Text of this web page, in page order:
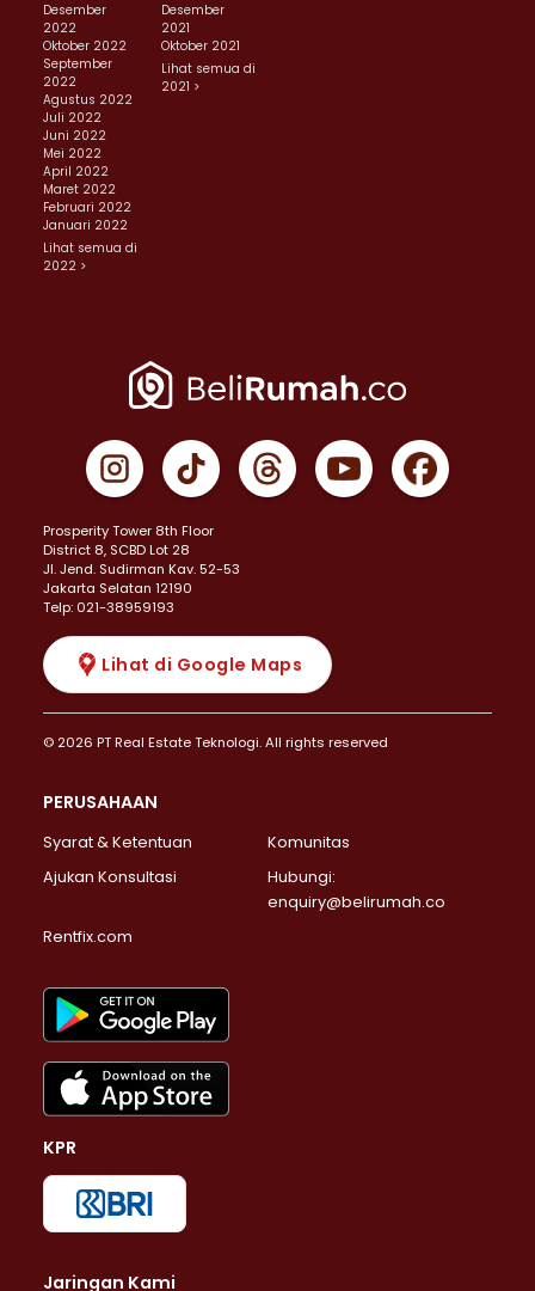
Desember
2022
Oktober 2022
September
2022
Agustus 2022
Juli 2022
Juni 2022
Mei 2022
April 2022
Maret 2022
Februari 2022
Januari 2022
Lihat semua di
2022 >
Desember
2021
Oktober 2021
Lihat semua di
2021 >
Prosperity Tower 8th Floor
District 8, SCBD Lot 28
JI. Jend. Sudirman Kav. 52-53
Jakarta Selatan 12190
Telp: 021-38959193
Lihat di Google Maps
© 2026 PT Real Estate Teknologi. All rights reserved
PERUSAHAAN
Syarat & Ketentuan
Komunitas
Ajukan Konsultasi
Hubungi:
enquiry@belirumah.co
Rentfix.com
KPR
Jaringan Kami